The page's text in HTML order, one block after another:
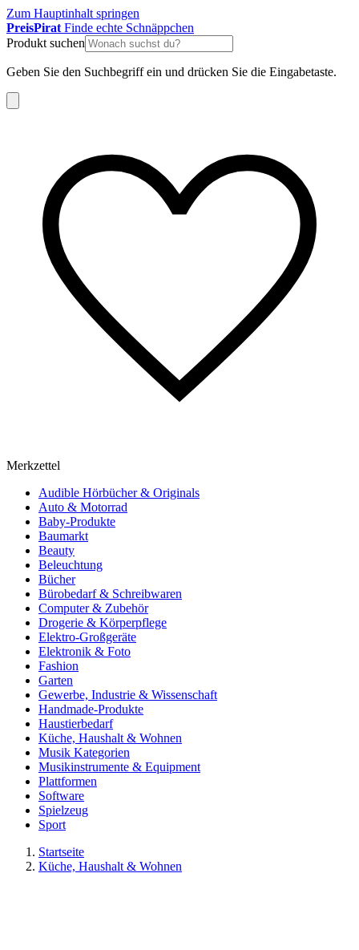
Zum Hauptinhalt springen
PreisPirat Finde echte Schnäppchen
Produkt suchen
Geben Sie den Suchbegriff ein und drücken Sie die Eingabetaste.
Merkzettel
Audible Hörbücher & Originals
Auto & Motorrad
Baby-Produkte
Baumarkt
Beauty
Beleuchtung
Bücher
Bürobedarf & Schreibwaren
Computer & Zubehör
Drogerie & Körperpflege
Elektro-Großgeräte
Elektronik & Foto
Fashion
Garten
Gewerbe, Industrie & Wissenschaft
Handmade-Produkte
Haustierbedarf
Küche, Haushalt & Wohnen
Musik Kategorien
Musikinstrumente & Equipment
Plattformen
Software
Spielzeug
Sport
Startseite
Küche, Haushalt & Wohnen